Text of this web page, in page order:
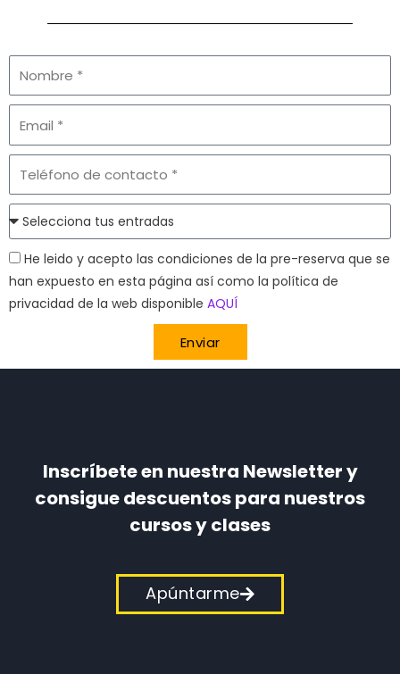
He leido y acepto las condiciones de la pre-reserva que se
han expuesto en esta página así como la política de
privacidad de la web disponible AQUÍ
Enviar
Inscríbete en nuestra Newsletter y
consigue descuentos para nuestros
cursos y clases
Apúntarme